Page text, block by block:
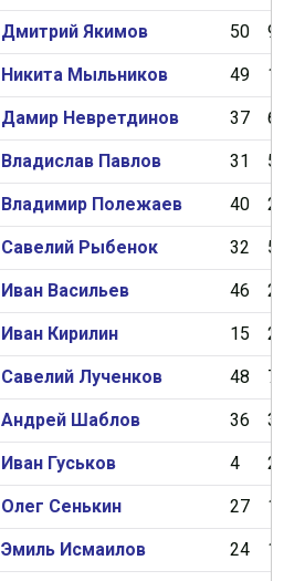
Дмитрий Якимов 50 9
Никита Мыльников 49 10
Дамир Невретдинов 37 6
Владислав Павлов 31 5
Владимир Полежаев 40 2
Савелий Рыбенок 32 5
Иван Васильев 46 2
Иван Кирилин 15 2
Савелий Лученков 48 7
Андрей Шаблов 36 3
Иван Гуськов 4 2
Олег Сенькин 27 1
Эмиль Исмаилов 24 1